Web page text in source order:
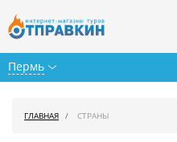
Пермь
ГЛАВНАЯ СТРАНЫ